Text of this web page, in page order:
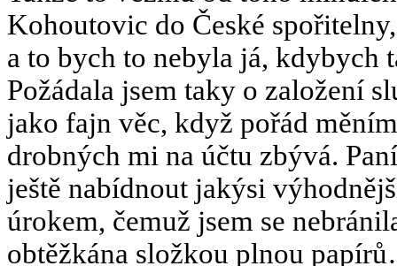
Kohoutovic do České
a to bych to nebyla já, kdybych
Požádala jsem taky o založení
jako fajn věc, když pořád
drobných mi na účtu zbývá.
ještě nabídnout jakýsi
úrokem, čemuž jsem se
obtěžkána složkou plnou